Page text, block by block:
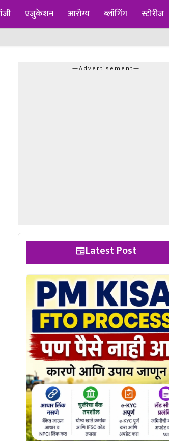
एजुकेशन आरोग्य ब्लॉगिंग स्टोरीज
—Advertisement—
Latest Post